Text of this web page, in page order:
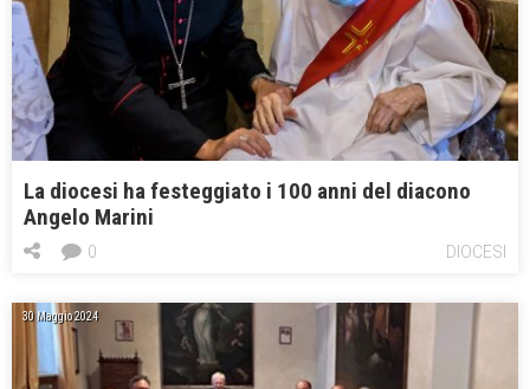
La diocesi ha festeggiato i 100 anni del diacono
Angelo Marini
DIOCESI
0
30 Maggio 2024